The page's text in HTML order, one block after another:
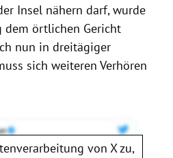
Insel nähern darf, wurde
dem örtlichen Gericht
nun in dreitägiger
sich weiteren Verhören
von Xzu,